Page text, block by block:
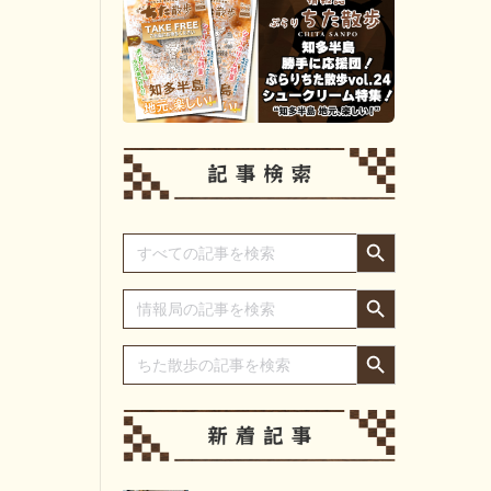
Search
for:
Search Button
Search
for:
Search Button
Search
for:
Search Button